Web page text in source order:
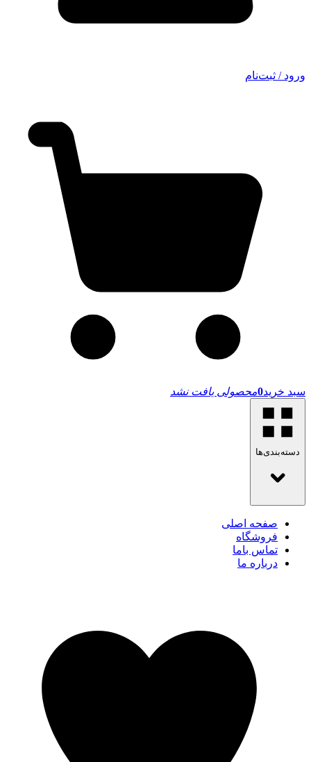
ورود / ثبت‌نام
سبد خرید0محصولی یافت نشد
دسته‌بندی‌ها
صفحه اصلی
فروشگاه
تماس باما
درباره ما